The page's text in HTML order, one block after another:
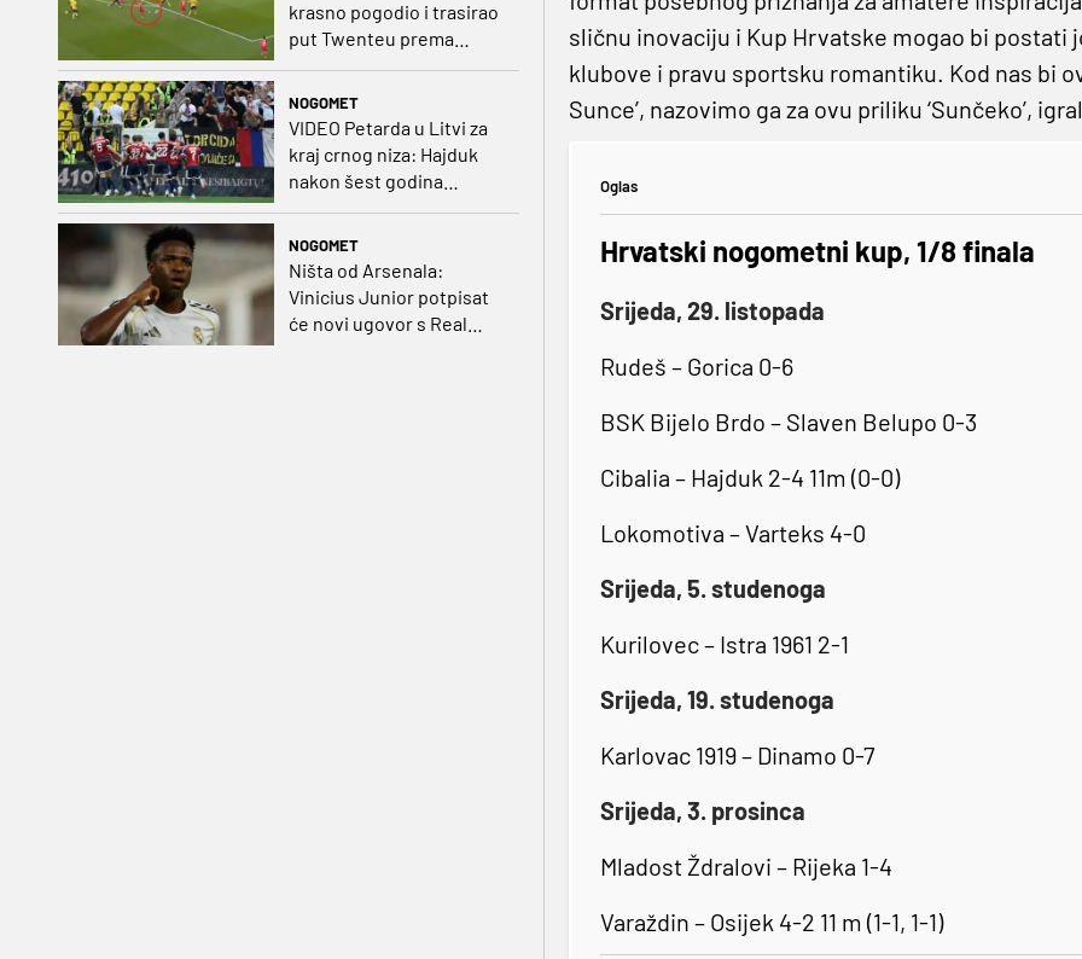
krasno pogodio i trasirao
put Twenteu prema
važnoj pobjedi
NOGOMET
VIDEO Petarda u Litvi za
kraj crnog niza: Hajduk
nakon šest godina
NOGOMET
Ništa od Arsenala:
Vinicius Junior potpisat
će novi ugovor s Real
sličnu inovaciju i Kup Hrvatske mogao bi
klubove i pravu sportsku romantiku. Kod nas bi
Sunce’, nazovimo ga za ovu priliku ‘Sunčeko’,
Oglas
Hrvatski nogometni kup, 1/8 finala
Srijeda, 29. listopada
Rudeš – Gorica 0-6
BSK Bijelo Brdo – Slaven Belupo 0-3
Cibalia – Hajduk 2-4 11m (0-0)
Lokomotiva – Varteks 4-0
Srijeda, 5. studenoga
Kurilovec – Istra 1961 2-1
Srijeda, 19. studenoga
Karlovac 1919 – Dinamo 0-7
Srijeda, 3. prosinca
Mladost Ždralovi – Rijeka 1-4
Varaždin – Osijek 4-2 11 m (1-1, 1-1)